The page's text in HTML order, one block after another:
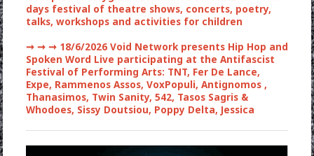
days festival of theatre shows, concerts, poetry,
talks, workshops and activities for children
➞ ➞ ➞18/6/2026 Void Network presents Hip Hop and
Spoken Word Live participating at the Antifascist
Festival of Performing Arts: TNT, Fer De Lance,
Expe, Rammenos Assos, VoxPopuli, Antignomos ,
Thanasimos, Twin Sanity, 542, Tasos Sagris &
Whodoes, Sissy Doutsiou, Poppy Delta, Jessica